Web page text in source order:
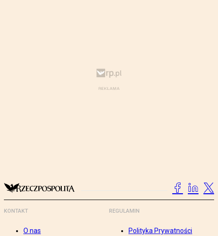
KONTAKT
O nas
REGULAMIN
Polityka Prywatności